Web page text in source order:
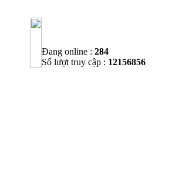
Đang online : 284
Số lượt truy cập : 12156856